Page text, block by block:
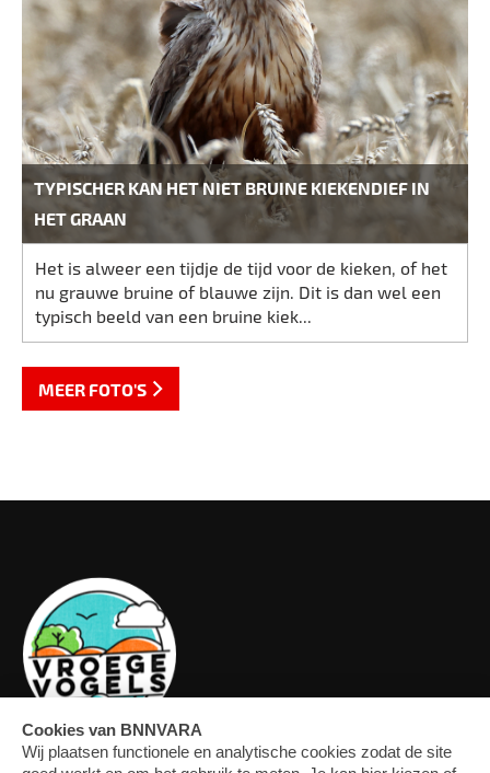
TYPISCHER KAN HET NIET BRUINE KIEKENDIEF IN
HET GRAAN
Het is alweer een tijdje de tijd voor de kieken, of het
nu grauwe bruine of blauwe zijn. Dit is dan wel een
typisch beeld van een bruine kiek...
MEER FOTO'S